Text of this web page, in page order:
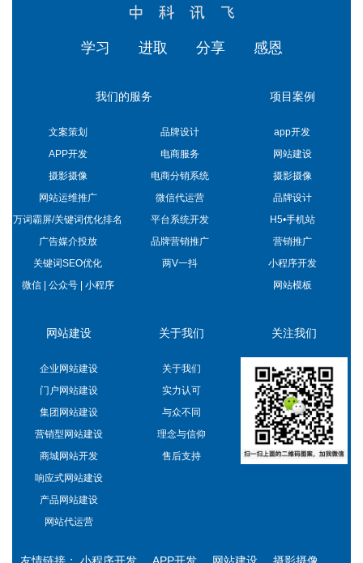
学习 进取 分享 感恩
我们的服务
文案策划
品牌设计
APP开发
电商服务
摄影摄像
电商分销系统
网站运维推广
微信代运营
万词霸屏/关键词优化排名
平台系统开发
广告媒介投放
品牌营销推广
关键词SEO优化
两V一抖
微信 | 公众号 | 小程序
项目案例
app开发
网站建设
摄影摄像
品牌设计
H5•手机站
营销推广
小程序开发
网站模板
网站建设
企业网站建设
门户网站建设
集团网站建设
营销型网站建设
商城网站开发
响应式网站建设
产品网站建设
网站代运营
关于我们
关于我们
实力认可
与众不同
理念与信仰
售后支持
关注我们